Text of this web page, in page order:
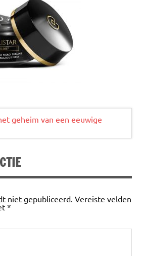
geheim van een eeuwige
niet gepubliceerd. Vereiste velden
*